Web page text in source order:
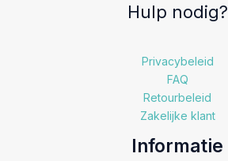
Hulp nodig?
Privacybeleid
FAQ
Retourbeleid
Zakelijke klant
Informatie